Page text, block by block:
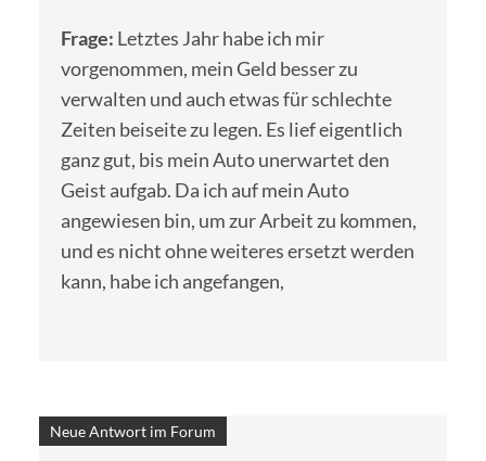
Frage: Letztes Jahr habe ich mir
vorgenommen, mein Geld besser zu
verwalten und auch etwas für schlechte
Zeiten beiseite zu legen. Es lief eigentlich
ganz gut, bis mein Auto unerwartet den
Geist aufgab. Da ich auf mein Auto
angewiesen bin, um zur Arbeit zu kommen,
und es nicht ohne weiteres ersetzt werden
kann, habe ich angefangen,
Neue Antwort im Forum